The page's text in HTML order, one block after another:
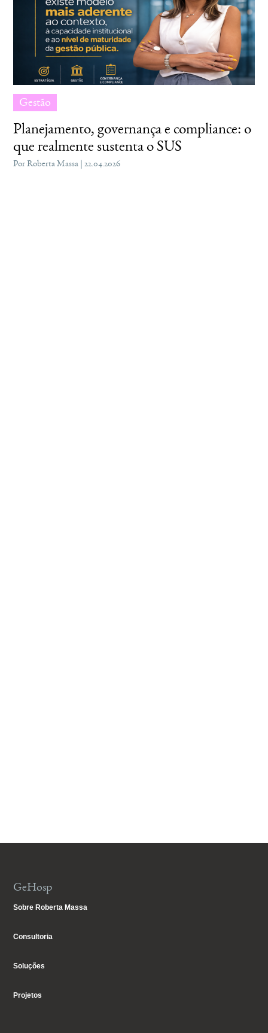
Gestão
Planejamento, governança e compliance: o
que realmente sustenta o SUS
Por Roberta Massa | 22.04.2026
GeHosp
Sobre Roberta Massa
Consultoria
Soluções
Projetos